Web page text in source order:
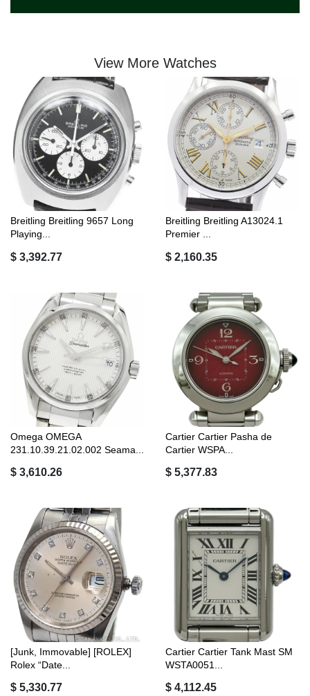
View More Watches
Breitling Breitling 9657 Long
Playing...
$ 3,392.77
Breitling Breitling A13024.1
Premier ...
$ 2,160.35
Omega OMEGA
231.10.39.21.02.002 Seama...
$ 3,610.26
Cartier Cartier Pasha de
Cartier WSPA...
$ 5,377.83
[Junk, Immovable] [ROLEX]
Rolex “Date...
$ 5,330.77
Cartier Cartier Tank Mast SM
WSTA0051...
$ 4,112.45